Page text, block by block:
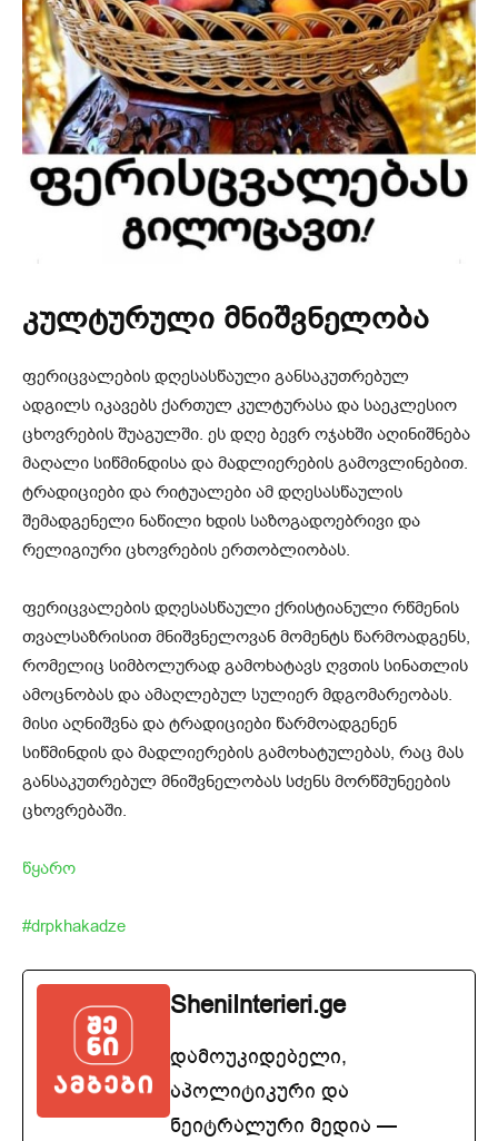
კულტურული მნიშვნელობა
ფერიცვალების დღესასწაული განსაკუთრებულ
ადგილს იკავებს ქართულ კულტურასა და საეკლესიო
ცხოვრების შუაგულში. ეს დღე ბევრ ოჯახში აღინიშნება
მაღალი სიწმინდისა და მადლიერების გამოვლინებით.
ტრადიციები და რიტუალები ამ დღესასწაულის
შემადგენელი ნაწილი ხდის საზოგადოებრივი და
რელიგიური ცხოვრების ერთობლიობას.
ფერიცვალების დღესასწაული ქრისტიანული რწმენის
თვალსაზრისით მნიშვნელოვან მომენტს წარმოადგენს,
რომელიც სიმბოლურად გამოხატავს ღვთის სინათლის
ამოცნობას და ამაღლებულ სულიერ მდგომარეობას.
მისი აღნიშვნა და ტრადიციები წარმოადგენენ
სიწმინდის და მადლიერების გამოხატულებას, რაც მას
განსაკუთრებულ მნიშვნელობას სძენს მორწმუნეების
ცხოვრებაში.
წყარო
#drpkhakadze
SheniInterieri.ge
დამოუკიდებელი,
აპოლიტიკური და
ნეიტრალური მედია —